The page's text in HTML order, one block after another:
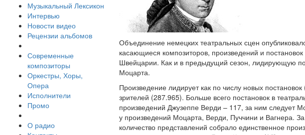
Музыкальный Лексикон
Интервью
Новости видео
Рецензии альбомов
Современные
композиторы
Оркестры, Хоры,
Опера
Исполнители
Промо
О радио
Объединение немецких театральных сцен
касающиеся композиторов, произведений и
Швейцарии. Как и в предыдущий сезон, лидирующую
Моцарта.
Произведение лидирует как по числу новых
зрителей (287.965). Больше всего постановок в
произведений Джузеппе Верди – 117, за ним следует
у произведений Моцарта, Верди, Пуччини и Вагнера.
количество представлений собрало единственное